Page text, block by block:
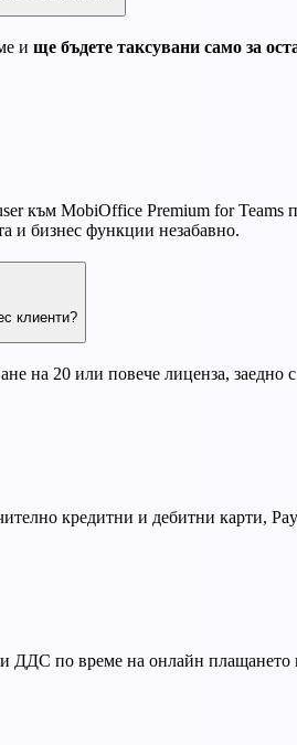
и ще бъдете таксувани само за
към MobiOffice Premium for Teams
и бизнес функции незабавно.
клиенти?
на 20 или повече лиценза, заедно
кредитни и дебитни карти,
ДДС по време на онлайн плащането